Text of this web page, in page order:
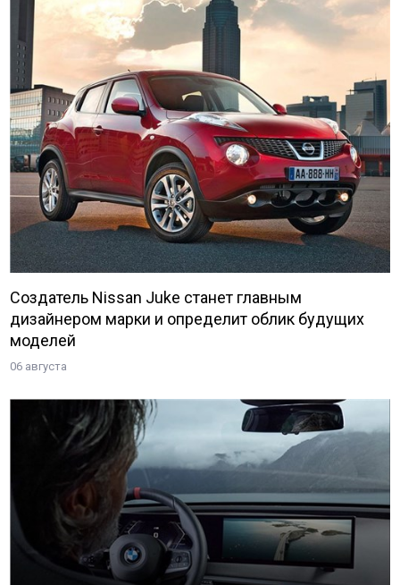
Создатель Nissan Juke станет главным
дизайнером марки и определит облик будущих
моделей
06 августа